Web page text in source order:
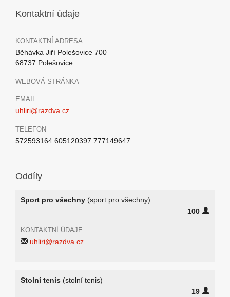
Kontaktní údaje
KONTAKTNÍ ADRESA
Běhávka Jiří Polešovice 700
68737 Polešovice
WEBOVÁ STRÁNKA
EMAIL
uhliri@razdva.cz
TELEFON
572593164 605120397 777149647
Oddíly
Sport pro všechny (sport pro všechny)
100
KONTAKTNÍ ÚDAJE
uhliri@razdva.cz
Stolní tenis (stolní tenis)
19